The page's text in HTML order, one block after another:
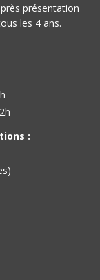
présentation
les 4 ans.
: